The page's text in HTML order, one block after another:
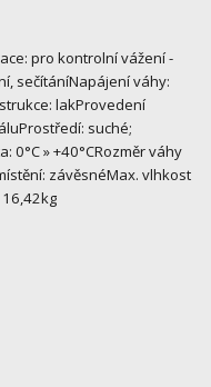
pro kontrolní vážení -
sečítáníNapájení váhy:
lakProvedení
suché;
0°C » +40°CRozměr váhy
závěsnéMax. vlhkost